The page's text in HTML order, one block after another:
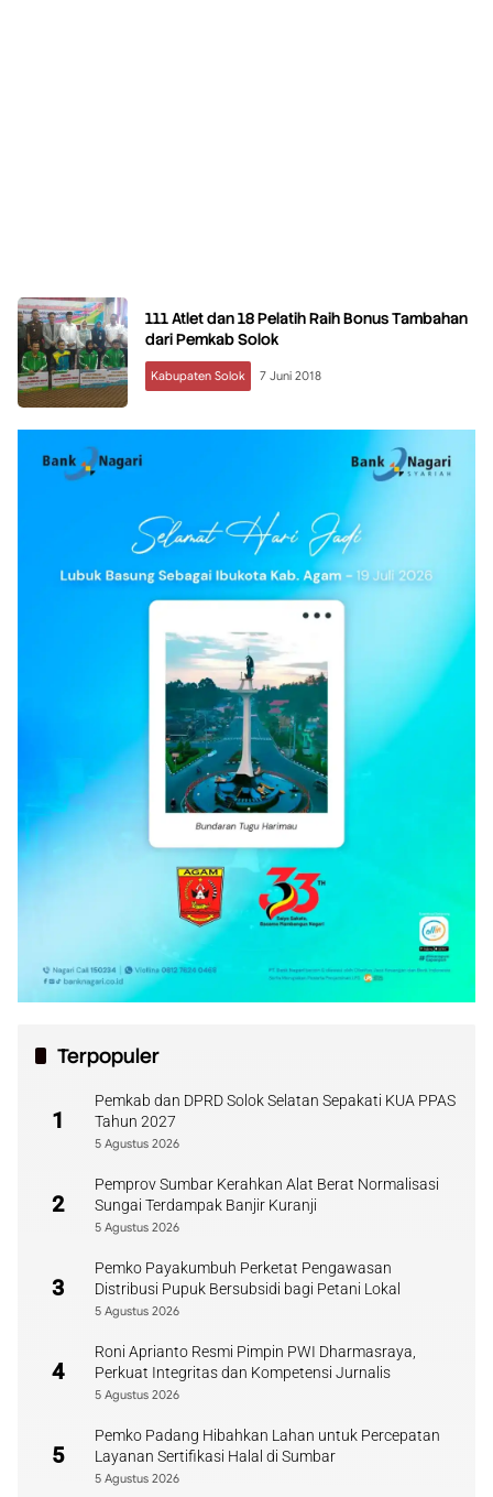
111 Atlet dan 18 Pelatih Raih Bonus Tambahan
dari Pemkab Solok
Kabupaten Solok 7 Juni 2018
Terpopuler
1
Pemkab dan DPRD Solok Selatan Sepakati KUA PPAS
Tahun 2027
5 Agustus 2026
2
Pemprov Sumbar Kerahkan Alat Berat Normalisasi
Sungai Terdampak Banjir Kuranji
5 Agustus 2026
3
Pemko Payakumbuh Perketat Pengawasan
Distribusi Pupuk Bersubsidi bagi Petani Lokal
5 Agustus 2026
4
Roni Aprianto Resmi Pimpin PWI Dharmasraya,
Perkuat Integritas dan Kompetensi Jurnalis
5 Agustus 2026
5
Pemko Padang Hibahkan Lahan untuk Percepatan
Layanan Sertifikasi Halal di Sumbar
5 Agustus 2026